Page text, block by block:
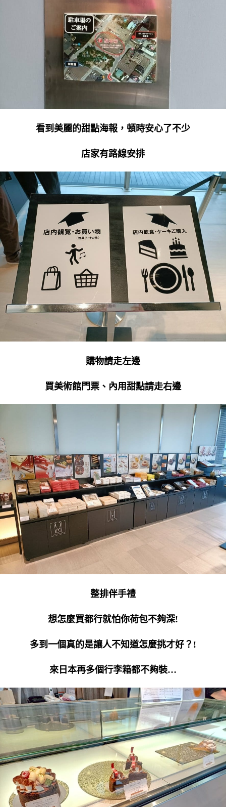
看到美麗的甜點海報，頓時安心了不少
店家有路線安排
購物請走左邊
買美術館門票、內用甜點請走右邊
整排伴手禮
想怎麼買都行就怕你荷包不夠深!
多到一個真的是讓人不知道怎麼挑才好？!
來日本再多個行李箱都不夠裝…